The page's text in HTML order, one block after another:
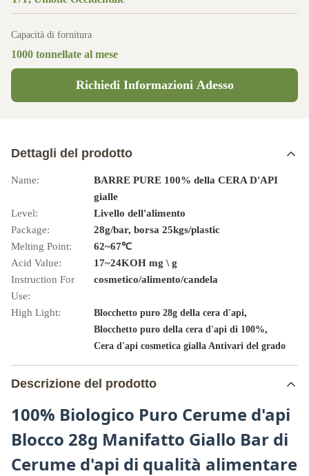
Capacità di fornitura
1000 tonnellate al mese
Richiedi Informazioni Adesso
Dettagli del prodotto
Name:
BARRE PURE 100% della CERA D'API
gialle
Level:
Livello dell'alimento
Package:
28g/bar, borsa 25kgs/plastic
Melting Point:
62~67℃
Acid Value:
17~24KOH mg \ g
Instruction For
Use:
cosmetico/alimento/candela
High Light: Blocchetto puro 28g della cera d'api,
Blocchetto puro della cera d'api di 100%,
Cera d'api cosmetica gialla Antivari del grado
Descrizione del prodotto
100% Biologico Puro Cerume d'api
Blocco 28g Manifatto Giallo Bar di
Cerume d'api di qualità alimentare